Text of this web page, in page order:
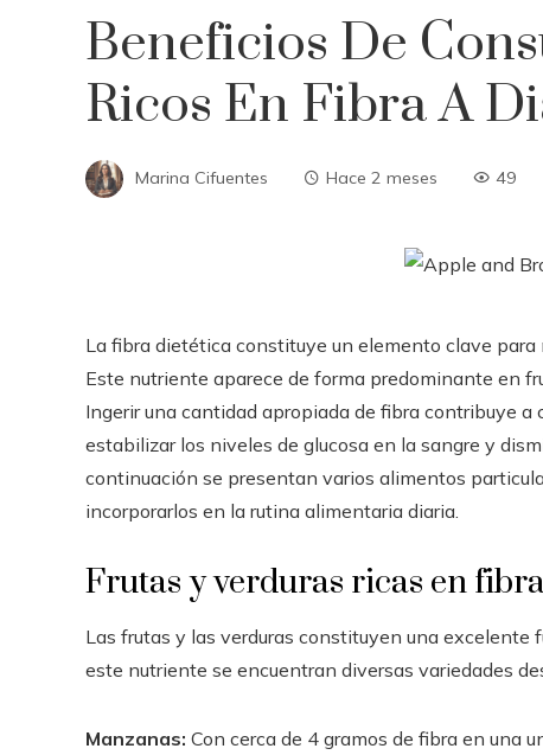
Beneficios De
Ricos En Fibra A
Marina Cifuentes Hace 2 meses 49
La fibra dietética constituye un elemento clave
Este nutriente aparece de forma predominante en
Ingerir una cantidad apropiada de fibra contribuye
estabilizar los niveles de glucosa en la sangre y
continuación se presentan varios alimentos
incorporarlos en la rutina alimentaria diaria.
Frutas y verduras ricas en
Las frutas y las verduras constituyen una
este nutriente se encuentran diversas variedades
Manzanas: Con cerca de 4 gramos de fibra en una